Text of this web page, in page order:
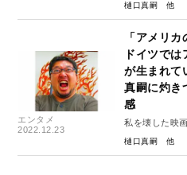
樋口真嗣
エンタメ
2022.12.23
「アメリ
ドイツで
が生まれて
真嗣に灼き
感
私を壊した映
樋口真嗣